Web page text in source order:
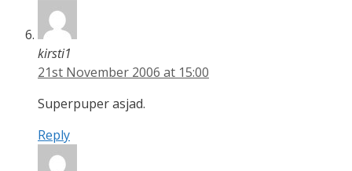
kirsti1
21st November 2006 at 15:00
Superpuper asjad.
Reply